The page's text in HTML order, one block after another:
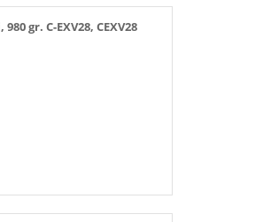
gr. C-EXV28, CEXV28